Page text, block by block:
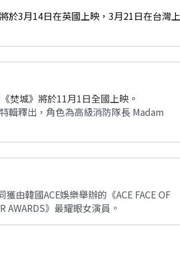
於3月14日在英國上映，3月21日在台灣上
焚城》將於11月1日全國上映。
輯釋出，角色為高級消防隊長 Madam
由韓國ACE娛樂舉辦的《ACE FACE OF
AWARDS》最耀眼女演員。